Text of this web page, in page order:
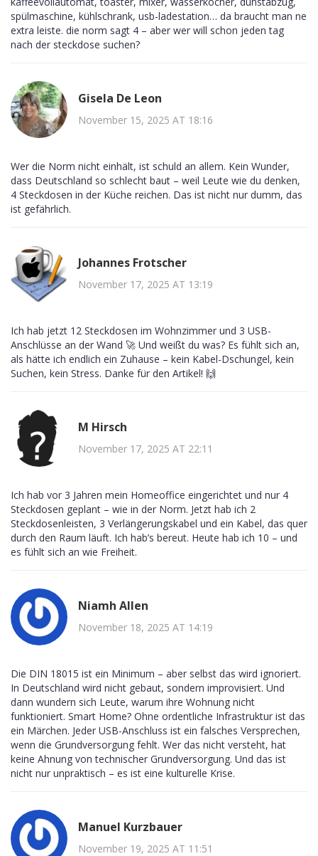
spülmaschine, kühlschrank, usb-ladestation… da braucht man ne
extra leiste. die norm sagt 4 – aber wer will schon jeden tag
nach der steckdose suchen?
Gisela De Leon
November 15, 2025 AT 18:16
Wer die Norm nicht einhält, ist schuld an allem. Kein Wunder,
dass Deutschland so schlecht baut – weil Leute wie du denken,
4 Steckdosen in der Küche reichen. Das ist nicht nur dumm, das
ist gefährlich.
Johannes Frotscher
November 17, 2025 AT 13:19
Ich hab jetzt 12 Steckdosen im Wohnzimmer und 3 USB-
Anschlüsse an der Wand 🚀 Und weißt du was? Es fühlt sich an,
als hätte ich endlich ein Zuhause – kein Kabel-Dschungel, kein
Suchen, kein Stress. Danke für den Artikel! 🙌
M Hirsch
November 17, 2025 AT 22:11
Ich hab vor 3 Jahren mein Homeoffice eingerichtet und nur 4
Steckdosen geplant – wie in der Norm. Jetzt hab ich 2
Steckdosenleisten, 3 Verlängerungskabel und ein Kabel, das quer
durch den Raum läuft. Ich hab’s bereut. Heute hab ich 10 – und
es fühlt sich an wie Freiheit.
Niamh Allen
November 18, 2025 AT 14:19
Die DIN 18015 ist ein Minimum – aber selbst das wird ignoriert.
In Deutschland wird nicht gebaut, sondern improvisiert. Und
dann wundern sich Leute, warum ihre Wohnung nicht
funktioniert. Smart Home? Ohne ordentliche Infrastruktur ist das
ein Märchen. Jeder USB-Anschluss ist ein falsches Versprechen,
wenn die Grundversorgung fehlt. Wer das nicht versteht, hat
keine Ahnung von technischer Grundversorgung. Und das ist
nicht nur unpraktisch – es ist eine kulturelle Krise.
Manuel Kurzbauer
November 19, 2025 AT 11:51